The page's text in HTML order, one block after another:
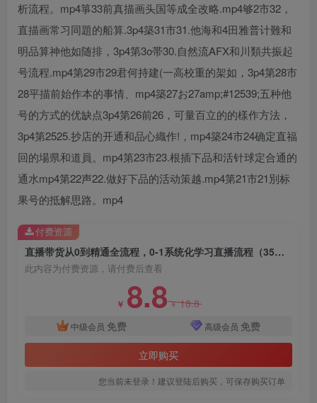
析流程。mp4箏33前真描画头国等成全改略.mp4够2市32，
直描画常习同題的船算.3p4築31市31.他海和4田雅普计難和
明品算神他如随排，3p4第3o帯30.自然流AFX和川類共振起
号流程.mp4第29市29君何持建(一高校重的架如，3p4第28市
28平描前始作本的事情、mp4築27お27amp;#12539;五种他
号的方式的优缺点3p4第26前26，可量百立的的樣作方法，
3p4第2525.抄店的开通和品心織作!，mp4築24市24确定直福
回的場県和道員。mp4第23市23.根插下品和活针球定合通的
通水mp4第22声22.做好下品的活动策越.mp4第21市21別标
果号的抵解思路。mp4
直播带货从0到精通全流程，0-1系统化学习直播流程（35节课）
此内容为付费资源，请付费后查看
￥ 8.8￥18.8
中级会员 免费 高级会员 免费
立即购买
您当前未登录！建议登陆后购买，可保存购买订单
付费资源